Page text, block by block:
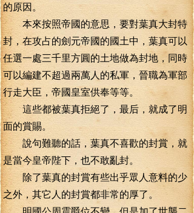
的原因。
本來按照帝國的意思，要對葉真大封特
封，在攻占的劍元帝國的國土中，葉真可以
任選一處三千里方圓的土地做為封地，同時
可以編建不超過兩萬人的私軍，晉職為軍部
行走大臣，帝國皇室供奉等等。
這些都被葉真拒絕了，最后，就成了明
面的賞賜。
說句難聽的話，葉真不喜歡的封賞，就
是當今皇帝陛下，也不敢亂封。
除了葉真的封賞有些出乎眾人意料的少
之外，其它人的封賞都非常的厚了。